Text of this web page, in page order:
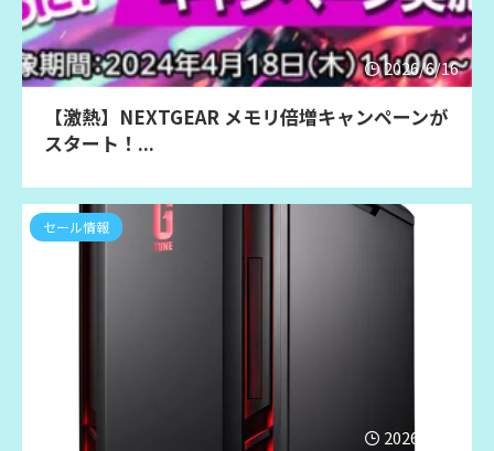
2026/6/16
【激熱】NEXTGEAR メモリ倍増キャンペーンが
スタート！...
2026/6/16
セール情報